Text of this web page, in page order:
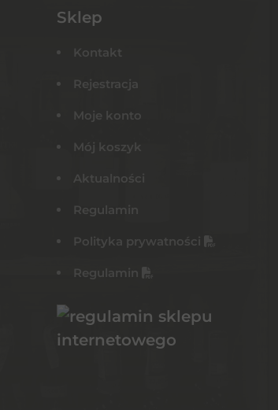
Sklep
Kontakt
Rejestracja
Moje konto
Mój koszyk
Aktualności
Regulamin
Polityka prywatności
Regulamin